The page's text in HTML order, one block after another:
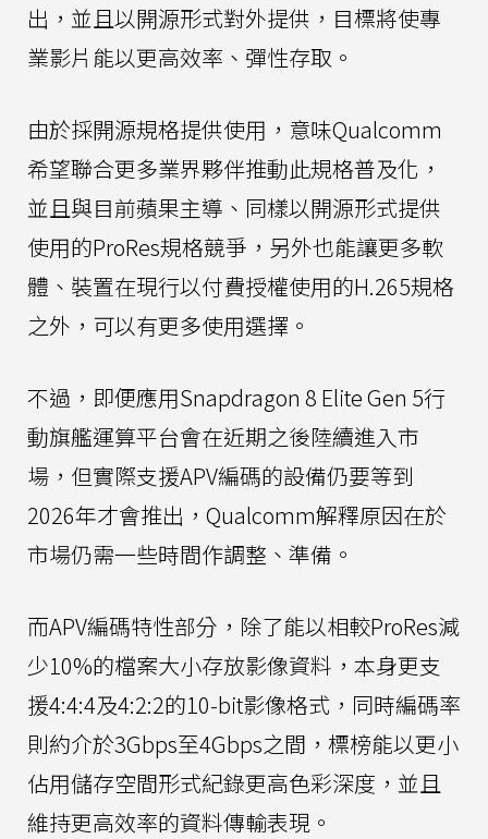
出，並且以開源形式對外提供，目標將使專
業影片能以更高效率、彈性存取。
由於採開源規格提供使用，意味Qualcomm
希望聯合更多業界夥伴推動此規格普及化，
並且與目前蘋果主導、同樣以開源形式提供
使用的ProRes規格競爭，另外也能讓更多軟
體、裝置在現行以付費授權使用的H.265規格
之外，可以有更多使用選擇。
不過，即便應用Snapdragon 8 Elite Gen 5行
動旗艦運算平台會在近期之後陸續進入市
場，但實際支援APV編碼的設備仍要等到
2026年才會推出，Qualcomm解釋原因在於
市場仍需一些時間作調整、準備。
而APV編碼特性部分，除了能以相較ProRes減
少10%的檔案大小存放影像資料，本身更支
援4:4:4及4:2:2的10-bit影像格式，同時編碼率
則約介於3Gbps至4Gbps之間，標榜能以更小
佔用儲存空間形式紀錄更高色彩深度，並且
維持更高效率的資料傳輸表現。